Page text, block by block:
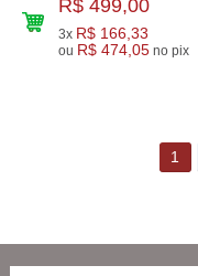
3x R$ 166,33
ou R$ 474,05 no pix
1